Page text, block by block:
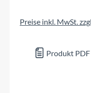
Preise inkl. MwSt.
Produkt PDF